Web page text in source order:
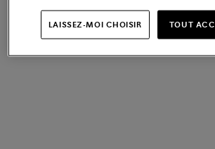
LAISSEZ-MOI CHOISIR TOUT